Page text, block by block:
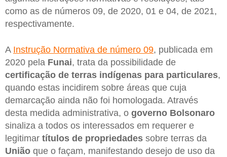
como as de números 09, de 2020, 01 e 04, de 2021,
respectivamente.
A Instrução Normativa de número 09, publicada em
2020 pela Funai, trata da possibilidade de
certificação de terras indígenas para particulares,
quando estas incidirem sobre áreas que cuja
demarcação ainda não foi homologada. Através
desta medida administrativa, o governo Bolsonaro
sinaliza a todos os interessados em requerer e
legitimar títulos de propriedades sobre terras da
União que o façam, manifestando desejo de uso da